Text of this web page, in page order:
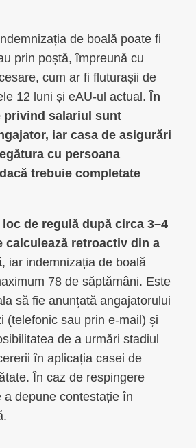
de boală poate fi
prin poștă, împreună cu
cum ar fi fluturașii de
12 luni și eAU-ul actual. În
privind salariul sunt
iar casa de asigurări
cu persoana
trebuie completate
de regulă după circa 3–4
calculează retroactiv din a
, iar indemnizația de boală
78 de săptămâni. Este
să fie anunțată angajatorului
(telefonic sau prin e‑mail) și
de a urmări stadiul
în aplicația casei de
În caz de respingere
a depune contestație în